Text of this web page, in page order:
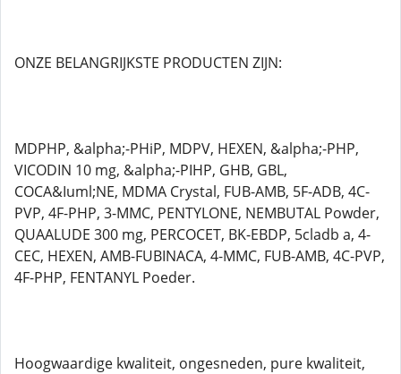
ONZE BELANGRIJKSTE PRODUCTEN ZIJN:
MDPHP, &alpha;-PHiP, MDPV, HEXEN, &alpha;-PHP,
VICODIN 10 mg, &alpha;-PIHP, GHB, GBL,
COCA&Iuml;NE, MDMA Crystal, FUB-AMB, 5F-ADB, 4C-
PVP, 4F-PHP, 3-MMC, PENTYLONE, NEMBUTAL Powder,
QUAALUDE 300 mg, PERCOCET, BK-EBDP, 5cladb a, 4-
CEC, HEXEN, AMB-FUBINACA, 4-MMC, FUB-AMB, 4C-PVP,
4F-PHP, FENTANYL Poeder.
Hoogwaardige kwaliteit, ongesneden, pure kwaliteit,